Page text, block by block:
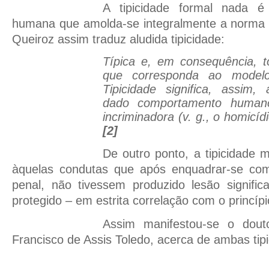
A tipicidade formal nada
humana que amolda-se integralmente a
Queiroz assim traduz aludida tipicidade:
Típica e, em consequência,
que corresponda ao
Tipicidade significa, assim,
dado comportamento
incriminadora (v. g., o
[2]
De outro ponto, a tipicidade
àquelas condutas que após enquadrar-se
penal, não tivessem produzido lesão
protegido – em estrita correlação com o
Assim manifestou-se o
Francisco de Assis Toledo, acerca de ambas